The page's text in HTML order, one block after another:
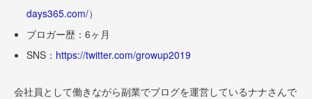
days365.com/）
ブロガー歴：6ヶ月
SNS： https://twitter.com/growup2019
会社員として働きながら副業でブログを運営しているナナさんで